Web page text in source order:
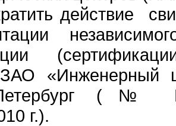
действие
«Инженерный
Петербург (№
г.).